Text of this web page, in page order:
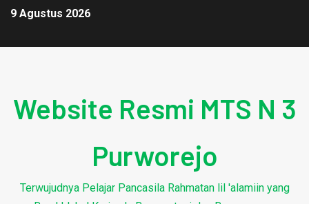
9 Agustus 2026
Website Resmi MTS N 3
Purworejo
Terwujudnya Pelajar Pancasila Rahmatan lil 'alamiin yang